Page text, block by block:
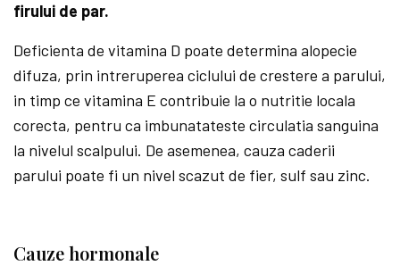
firului de par.
Deficienta de vitamina D poate determina alopecie
difuza, prin intreruperea ciclului de crestere a parului,
in timp ce vitamina E contribuie la o nutritie locala
corecta, pentru ca imbunatateste circulatia sanguina
la nivelul scalpului. De asemenea, cauza caderii
parului poate fi un nivel scazut de fier, sulf sau zinc.
Cauze hormonale